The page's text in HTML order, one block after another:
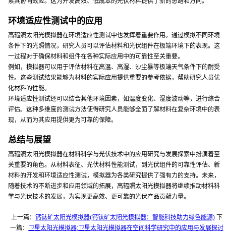
环境适应性测试中的应用
高辐照太阳光模拟器在环境适应性测试中也发挥着重要作用。通过模拟不同环境
条件下的光照情况，研究人员可以评估材料和光伏组件在极端环境下的表现。这
一过程对于确保材料和组件在各种实际应用中的可靠性至关重要。
例如，模拟器可以用于评估材料在高温、高湿、沙尘暴等极端天气条件下的耐受
性。这些测试结果能够为材料的实际应用提供重要的参考依据，帮助研究人员优
化材料的性能。
环境适应性测试还可以结合其他环境因素，如温度变化、湿度波动等，进行综合
评估。这种多维度的测试方法使得研究人员能够全面了解材料在复杂环境中的表
现，从而为其应用提供更为可靠的保障。
总结与展望
高辐照太阳光模拟器在材料科学与光伏技术中的应用研究与发展探索中扮演着至
关重要的角色。从材料表征、光伏材料性能测试，到光伏组件的可靠性评估、新
材料的开发和环境适应性测试，模拟器为各类研究提供了强有力的支持。未来，
随着技术的不断进步和应用领域的拓展，高辐照太阳光模拟器将继续推动材料科
学与光伏技术的发展，为实现更高效、更可靠的光伏产品贡献力量。
上一篇： 钙钛矿太阳光模拟器(钙钛矿太阳光模拟器：智能科技助力绿色能源)下
一篇：
卫星太阳光模拟器;卫星太阳光模拟器在空间科学研究中的应用与发展探讨